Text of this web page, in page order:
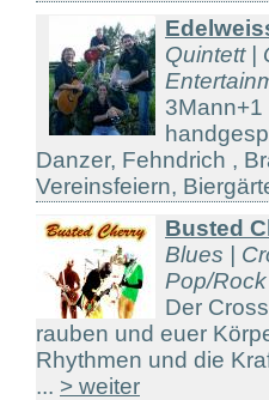
Quintett |
Danzer, Fehndrich ,
Vereinsfeiern,
Busted
Blues |
Pop/
Der
rauben und euer
Rhythmen und die
... > weiter